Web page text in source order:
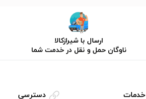
ارسال با شیرازکالا
ناوگان حمل و نقل در خدمت شما
خدمات
دسترسی